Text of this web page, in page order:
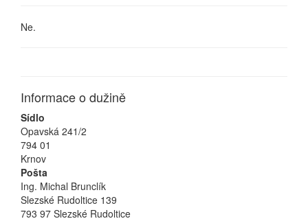
Ne.
Informace o dužině
Sídlo
Opavská 241/2
794 01
Krnov
Pošta
Ing. Michal Brunclík
Slezské Rudoltice 139
793 97 Slezské Rudoltice